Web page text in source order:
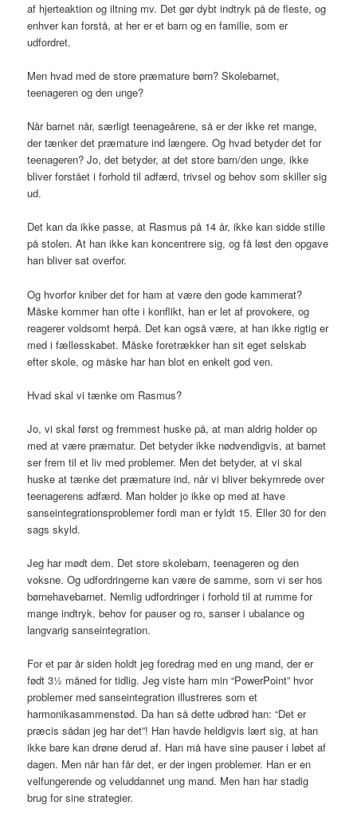
af hjerteaktion og iltning mv. Det gør dybt indtryk på de fleste, og
enhver kan forstå, at her er et barn og en familie, som er
udfordret.
Men hvad med de store præmature børn? Skolebarnet,
teenageren og den unge?
Når barnet når, særligt teenageårene, så er der ikke ret mange,
der tænker det præmature ind længere. Og hvad betyder det for
teenageren? Jo, det betyder, at det store barn/den unge, ikke
bliver forstået i forhold til adfærd, trivsel og behov som skiller sig
ud.
Det kan da ikke passe, at Rasmus på 14 år, ikke kan sidde stille
på stolen. At han ikke kan koncentrere sig, og få løst den opgave
han bliver sat overfor.
Og hvorfor kniber det for ham at være den gode kammerat?
Måske kommer han ofte i konflikt, han er let af provokere, og
reagerer voldsomt herpå. Det kan også være, at han ikke rigtig er
med i fællesskabet. Måske foretrækker han sit eget selskab
efter skole, og måske har han blot en enkelt god ven.
Hvad skal vi tænke om Rasmus?
Jo, vi skal først og fremmest huske på, at man aldrig holder op
med at være præmatur. Det betyder ikke nødvendigvis, at barnet
ser frem til et liv med problemer. Men det betyder, at vi skal
huske at tænke det præmature ind, når vi bliver bekymrede over
teenagerens adfærd. Man holder jo ikke op med at have
sanseintegrationsproblemer fordi man er fyldt 15. Eller 30 for den
sags skyld.
Jeg har mødt dem. Det store skolebarn, teenageren og den
voksne. Og udfordringerne kan være de samme, som vi ser hos
børnehavebarnet. Nemlig udfordringer i forhold til at rumme for
mange indtryk, behov for pauser og ro, sanser i ubalance og
langvarig sanseintegration.
For et par år siden holdt jeg foredrag med en ung mand, der er
født 3½ måned for tidlig. Jeg viste ham min “PowerPoint” hvor
problemer med sanseintegration illustreres som et
harmonikasammenstød. Da han så dette udbrød han: “Det er
præcis sådan jeg har det”! Han havde heldigvis lært sig, at han
ikke bare kan drøne derud af. Han må have sine pauser i løbet af
dagen. Men når han får det, er der ingen problemer. Han er en
velfungerende og veluddannet ung mand. Men han har stadig
brug for sine strategier.